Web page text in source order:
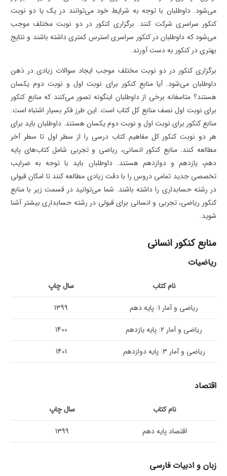
می‌شود. داوطلبان با توجه به شرایط خود می‌توانند در یک یا دو نوبت
کنکور سراسری شرکت کنند. برگزاری کنکور در دو نوبت مختلف موجب
می‌شود که داوطلبان در کنکور سراسری استرس کمتری داشته باشند و نتایج
بهتری در کنکور به دست آورند.
برگزاری کنکور در دو نوبت مختلف موجب ایجاد سوالات زیادی در ذهن
داوطلبان می‌شود. آیا منابع کنکور برای نوبت اول و نوبت دوم یکسان
هستند؟ متاسفانه برخی از داوطلبان اینگونه تصور می‌کنند که منابع کنکور
برای نوبت اول نصف منابع کل کتاب است. این طرز فکر بسیار اشتباه است.
منابع کنکور برای نوبت اول و نوبت دوم یکسان هستند. داوطلبان باید برای
هر دو نوبت کنکور کل مفاهیم کتاب درسی را از سطر اول تا سطر آخر
مطالعه کنند. منابع کنکور انسانی، ریاضی و تجربی شامل کتاب‌های پایه
دهم، یازدهم و دوازدهم هستند. داوطلبان باید با توجه به ضرایب
تخصصی جدید تمامی دروس را با دقت زیادی مطالعه کنند تا امکان قبولی
در رشته حسابداری را داشته باشند. شما می‌توانید در قسمت زیر با منابع
کنکور ریاضی، تجربی و انسانی برای قبولی در رشته حسابداری بیشتر آشنا
شوید.
منابع کنکور انسانی
ریاضیات
نام کتاب
سال چاپ
ریاضی و آمار 1: پایه دهم
1399
ریاضی و آمار 2: پایه یازدهم
1400
ریاضی و آمار 3: پایه دوازدهم
1401
اقتصاد
نام کتاب
سال چاپ
اقتصاد پایه دهم
1399
زبان و ادبیات فارسی